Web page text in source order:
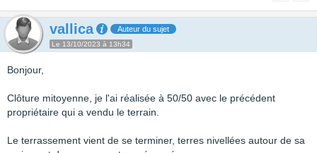
vallica Auteur du sujet
Le 13/10/2023 à 13h34
Bonjour,
Clôture mitoyenne, je l'ai réalisée à 50/50 avec le précédent
propriétaire qui a vendu le terrain.
Le terrassement vient de se terminer, terres nivellées autour de sa